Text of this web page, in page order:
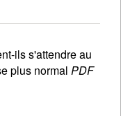
ils s'attendre au
plus normal PDF